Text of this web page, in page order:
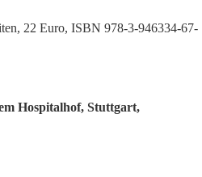
22 Euro, ISBN 978-3-946334-67-
Hospitalhof, Stuttgart,